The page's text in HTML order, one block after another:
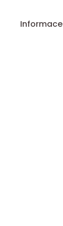
Informace